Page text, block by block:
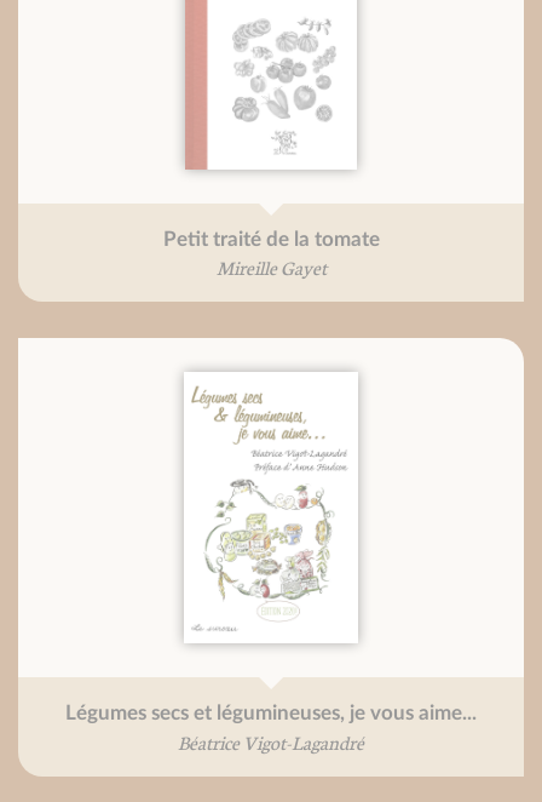
Petit traité de la tomate
Mireille Gayet
Légumes secs et légumineuses, je vous aime...
Béatrice Vigot-Lagandré